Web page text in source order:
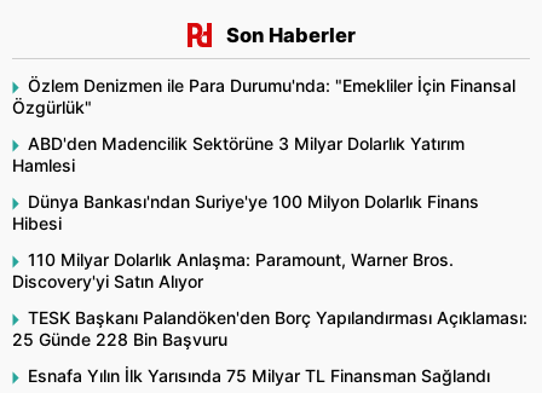
Son Haberler
Özlem Denizmen ile Para Durumu'nda: "Emekliler İçin Finansal
Özgürlük"
ABD'den Madencilik Sektörüne 3 Milyar Dolarlık Yatırım
Hamlesi
Dünya Bankası'ndan Suriye'ye 100 Milyon Dolarlık Finans
Hibesi
110 Milyar Dolarlık Anlaşma: Paramount, Warner Bros.
Discovery'yi Satın Alıyor
TESK Başkanı Palandöken'den Borç Yapılandırması Açıklaması:
25 Günde 228 Bin Başvuru
Esnafa Yılın İlk Yarısında 75 Milyar TL Finansman Sağlandı